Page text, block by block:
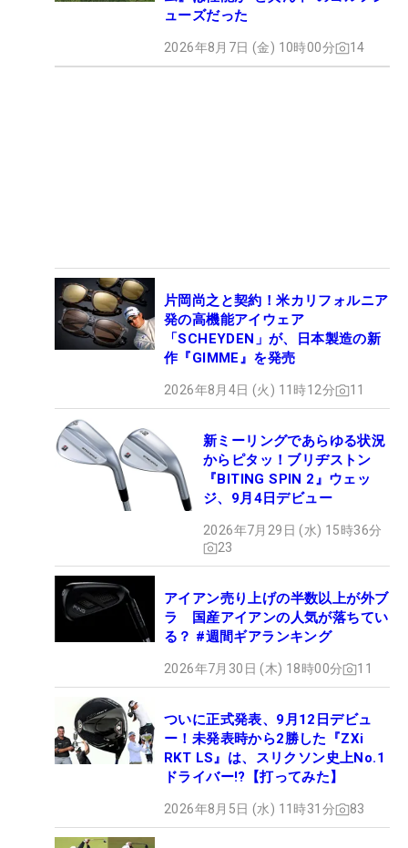
ューズだった
2026年8月7日 (金) 10時00分 14
片岡尚之と契約！米カリフォルニア
発の高機能アイウェア
「SCHEYDEN」が、日本製造の新
作『GIMME』を発売
2026年8月4日 (火) 11時12分 11
新ミーリングであらゆる状況
からピタッ！ブリヂストン
『BITING SPIN 2』ウェッ
ジ、9月4日デビュー
2026年7月29日 (水) 15時36分
23
アイアン売り上げの半数以上が外ブ
ラ 国産アイアンの人気が落ちてい
る？ #週間ギアランキング
2026年7月30日 (木) 18時00分 11
ついに正式発表、9月12日デビュ
ー！未発表時から2勝した『ZXi
RKT LS』は、スリクソン史上No.1
ドライバー!?【打ってみた】
2026年8月5日 (水) 11時31分 83